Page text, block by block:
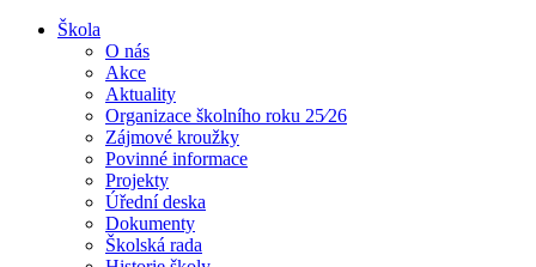
Škola
O nás
Akce
Aktuality
Organizace školního roku 25⁄26
Zájmové kroužky
Povinné informace
Projekty
Úřední deska
Dokumenty
Školská rada